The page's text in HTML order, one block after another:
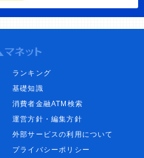
ランキング
基礎知識
消費者金融ATM検索
運営方針・編集方針
外部サービスの利用について
プライバシーポリシー